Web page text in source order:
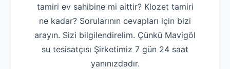
tamiri ev sahibine mi aittir? Klozet tamiri
ne kadar? Sorularının cevapları için bizi
arayın. Sizi bilgilendirelim. Çünkü Mavigöl
su tesisatçısı Şirketimiz 7 gün 24 saat
yanınızdadır.